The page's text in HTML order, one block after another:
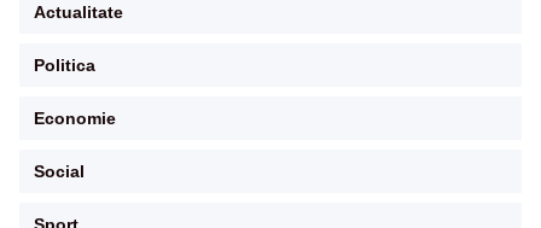
Actualitate
Politica
Economie
Social
Sport